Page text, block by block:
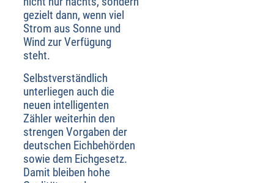
gezielt dann, wenn viel
Strom aus Sonne und
Wind zur Verfügung
steht.
Selbstverständlich
unterliegen auch die
neuen intelligenten
Zähler weiterhin den
strengen Vorgaben der
deutschen Eichbehörden
sowie dem Eichgesetz.
Damit bleiben hohe